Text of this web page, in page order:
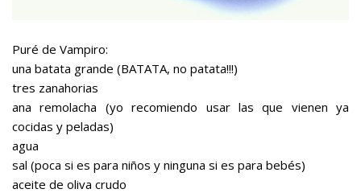
Puré de Vampiro:
una batata grande (BATATA, no patata!!!)
tres zanahorias
ana remolacha (yo recomiendo usar las que vienen ya
cocidas y peladas)
agua
sal (poca si es para niños y ninguna si es para bebés)
aceite de oliva crudo